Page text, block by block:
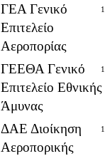
ΓΕΑ Γενικό
Επιτελείο
Αεροπορίας
1
ΓΕΕΘΑ Γενικό
Επιτελείο Εθνικής
Άμυνας
1
ΔΑΕ Διοίκηση
Αεροπορικής
1